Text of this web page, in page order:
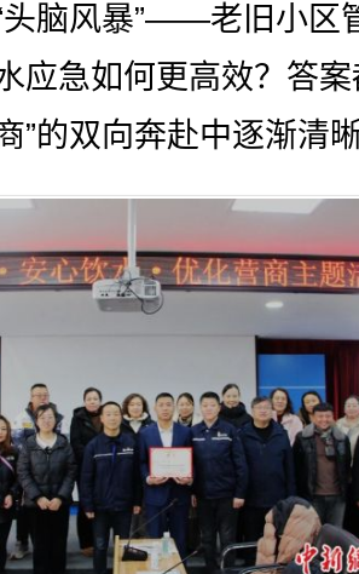
头脑风暴”——老旧小区
应急如何更高效？答
商”的双向奔赴中逐渐清